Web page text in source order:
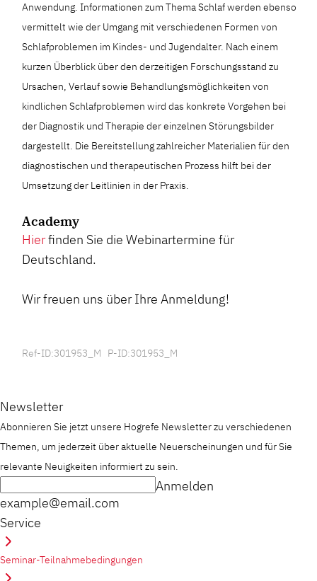
Anwendung. Informationen zum Thema Schlaf werden ebenso
vermittelt wie der Umgang mit verschiedenen Formen von
Schlafproblemen im Kindes- und Jugendalter. Nach einem
kurzen Überblick über den derzeitigen Forschungsstand zu
Ursachen, Verlauf sowie Behandlungsmöglichkeiten von
kindlichen Schlafproblemen wird das konkrete Vorgehen bei
der Diagnostik und Therapie der einzelnen Störungsbilder
dargestellt. Die Bereitstellung zahlreicher Materialien für den
diagnostischen und therapeutischen Prozess hilft bei der
Umsetzung der Leitlinien in der Praxis.
Academy
Hierfinden Sie die Webinartermine für
Deutschland.
Wir freuen uns über Ihre Anmeldung!
Ref-ID:301953_M P-ID:301953_M
Newsletter
Abonnieren Sie jetzt unsere Hogrefe Newsletter zu verschiedenen
Themen, um jederzeit über aktuelle Neuerscheinungen und für Sie
relevante Neuigkeiten informiert zu sein.
example@email.com
Anmelden
Service
Seminar-Teilnahmebedingungen